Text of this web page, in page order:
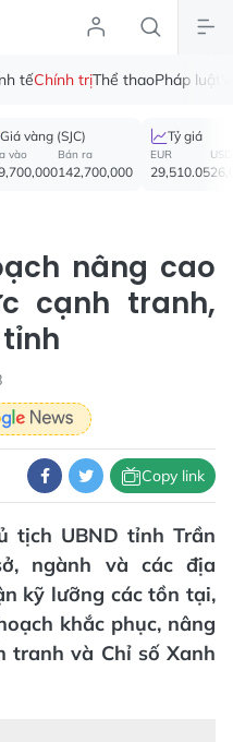
tếChính trịThể thaoPháp luật
Giá vàng (SJC)
vào Bán ra
142,700,000
Tỷ giá
EUR
29,510.05
USD
nâng cao
cạnh tranh,
Copy link
tịch UBND tỉnh Trần
ngành và các địa
kỹ lưỡng các tồn tại,
khắc phục, nâng
tranh và Chỉ số Xanh